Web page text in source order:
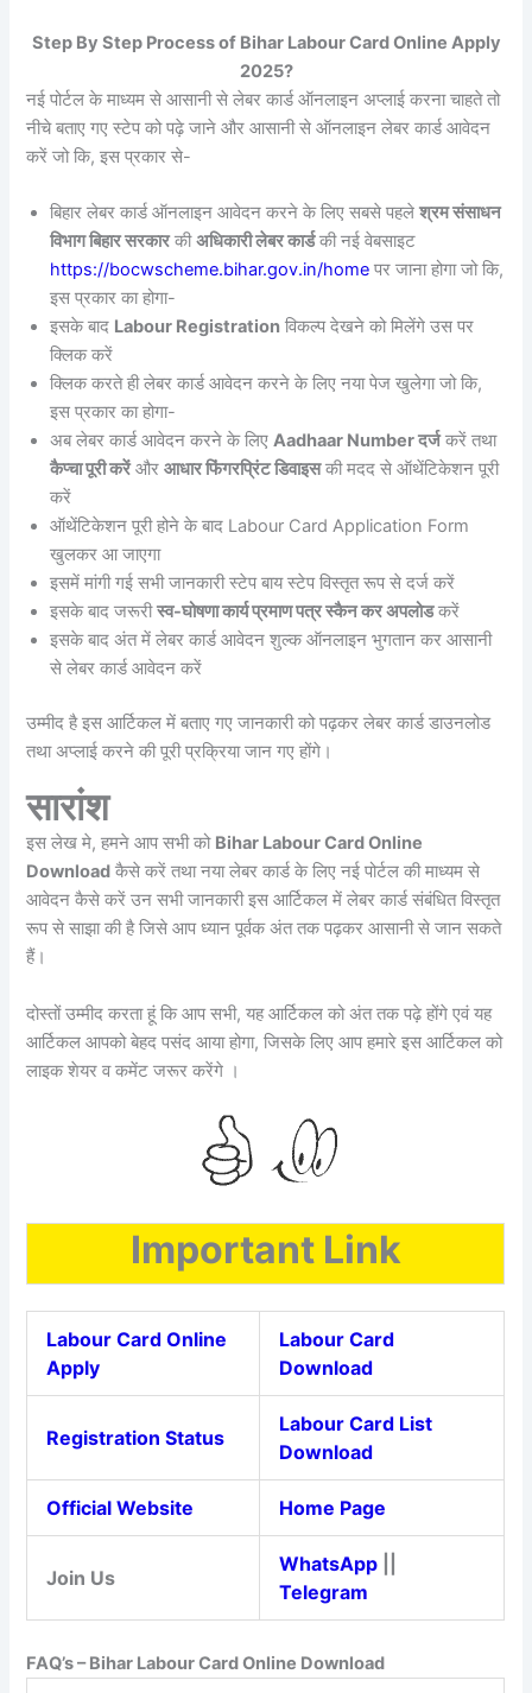
Step By Step Process of Bihar Labour Card Online Apply
2025?
नई पोर्टल के माध्यम से आसानी से लेबर कार्ड ऑनलाइन अप्लाई करना चाहते तो
नीचे बताए गए स्टेप को पढ़े जाने और आसानी से ऑनलाइन लेबर कार्ड आवेदन
करें जो कि, इस प्रकार से-
बिहार लेबर कार्ड ऑनलाइन आवेदन करने के लिए सबसे पहलेश्रम संसाधन
विभाग बिहार सरकारकीअधिकारी लेबर कार्डकी नई वेबसाइट
https://bocwscheme.bihar.gov.in/home पर जाना होगा जो कि,
इस प्रकार का होगा-
इसके बाद Labour Registration विकल्प देखने को मिलेंगे उस पर
क्लिक करें
क्लिक करते ही लेबर कार्ड आवेदन करने के लिए नया पेज खुलेगा जो कि,
इस प्रकार का होगा-
अब लेबर कार्ड आवेदन करने के लिएAadhaar Number दर्जकरें तथा
कैप्चा पूरी करेंऔरआधार फिंगरप्रिंट डिवाइसकी मदद से ऑथेंटिकेशन पूरी
करें
ऑथेंटिकेशन पूरी होने के बाद Labour Card Application Form
खुलकर आ जाएगा
इसमें मांगी गई सभी जानकारी स्टेप बाय स्टेप विस्तृत रूप से दर्ज करें
इसके बाद जरूरीस्व-घोषणा कार्य प्रमाण पत्र स्कैन कर अपलोडकरें
इसके बाद अंत में लेबर कार्ड आवेदन शुल्क ऑनलाइन भुगतान कर आसानी
से लेबर कार्ड आवेदन करें
उम्मीद है इस आर्टिकल में बताए गए जानकारी को पढ़कर लेबर कार्ड डाउनलोड
तथा अप्लाई करने की पूरी प्रक्रिया जान गए होंगे।
सारांश
इस लेख मे, हमने आप सभी को Bihar Labour Card Online
Download कैसे करें तथा नया लेबर कार्ड के लिए नई पोर्टल की माध्यम से
आवेदन कैसे करें उन सभी जानकारी इस आर्टिकल में लेबर कार्ड संबंधित विस्तृत
रूप से साझा की है जिसे आप ध्यान पूर्वक अंत तक पढ़कर आसानी से जान सकते
हैं।
दोस्तों उम्मीद करता हूं कि आप सभी, यह आर्टिकल को अंत तक पढ़े होंगे एवं यह
आर्टिकल आपको बेहद पसंद आया होगा, जिसके लिए आप हमारे इस आर्टिकल को
लाइक शेयर व कमेंट जरूर करेंगे ।
Important Link
Labour Card Online
Apply
Labour Card
Download
Registration Status
Labour Card List
Download
Official Website Home Page
Join Us
WhatsApp
Telegram
FAQ’s – Bihar Labour Card Online Download